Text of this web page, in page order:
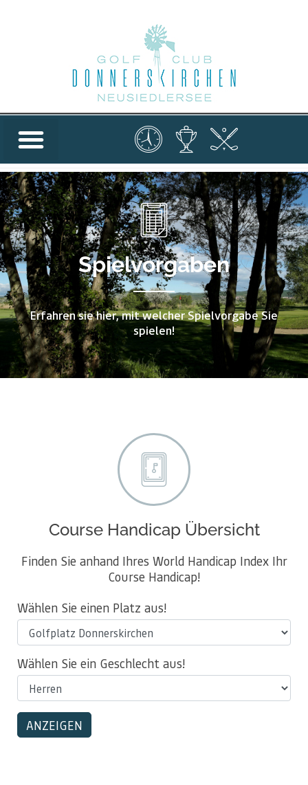
Spielvorgaben
Erfahren sie hier, mit welcher Spielvorgabe Sie
spielen!
Course Handicap Übersicht
Finden Sie anhand Ihres World Handicap Index Ihr
Course Handicap!
Wählen Sie einen Platz aus!
Wählen Sie ein Geschlecht aus!